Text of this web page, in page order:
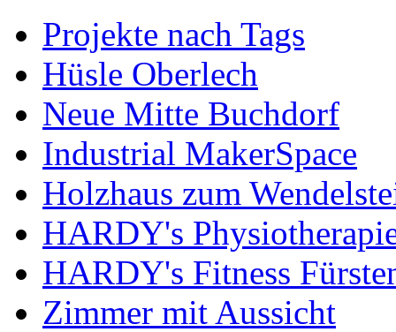
Projekte nach Tags
Hüsle Oberlech
Neue Mitte Buchdorf
Industrial MakerSpace
Holzhaus zum
HARDY's
HARDY's Fitness
Zimmer mit Aussicht